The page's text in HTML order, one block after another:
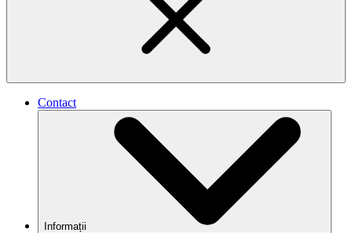
Contact
Informații